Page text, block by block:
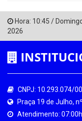
Hora: 10:45 /
2026
CNPJ: 10.293.074/
Praça 19 de Julho,
Atendimento: